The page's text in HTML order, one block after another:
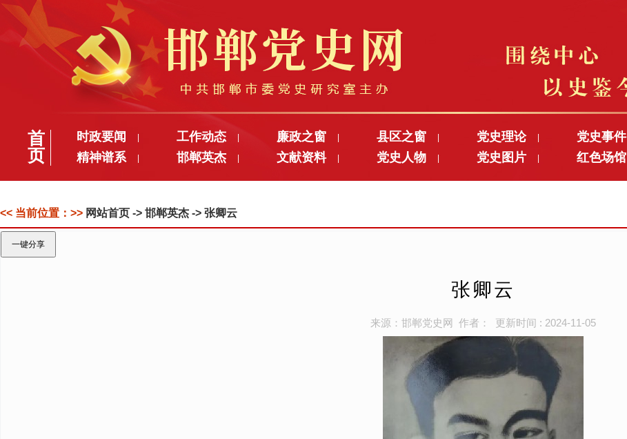
首
页
时政要闻 工作动态 廉政之窗 县区之窗 党史理论 党史事件
精神谱系 邯郸英杰 文献资料 党史人物 党史图片 红色场馆
<< 当前位置：>> 网站首页 -> 邯郸英杰 -> 张卿云
一键分享
张卿云
来源：邯郸党史网 作者： 更新时间 : 2024-11-05